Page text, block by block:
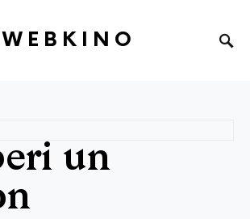
WEBKINO
un